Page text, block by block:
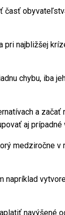
časť
pri najbližšej
chybu, iba
a
aj prípadné
medziročne